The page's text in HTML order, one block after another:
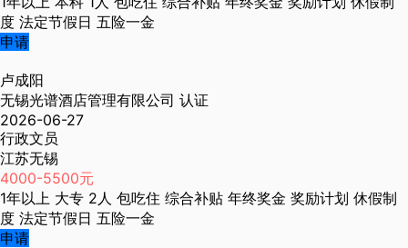
度 法定节假日 五险一金
申请
卢成阳
无锡光谱酒店管理有限公司 认证
2026-06-27
行政文员
江苏无锡
4000-5500元
1年以上 大专 2人 包吃住 综合补贴 年终奖金 奖励计划 休假制
度 法定节假日 五险一金
申请